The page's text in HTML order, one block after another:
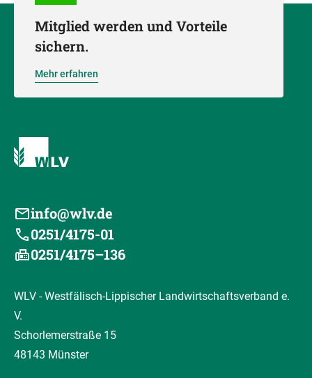
Mitglied werden und Vorteile
sichern.
Mehr erfahren
info@wlv.de
0251/4175-01
0251/4175–136
WLV - Westfälisch-Lippischer Landwirtschaftsverband e.
V.
Schorlemerstraße 15
48143 Münster